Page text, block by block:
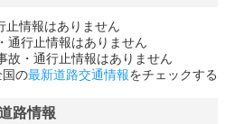
止情報はありません
通行止情報はありません
故・通行止情報はありません
国の最新道路交通情報をチェックする
路情報